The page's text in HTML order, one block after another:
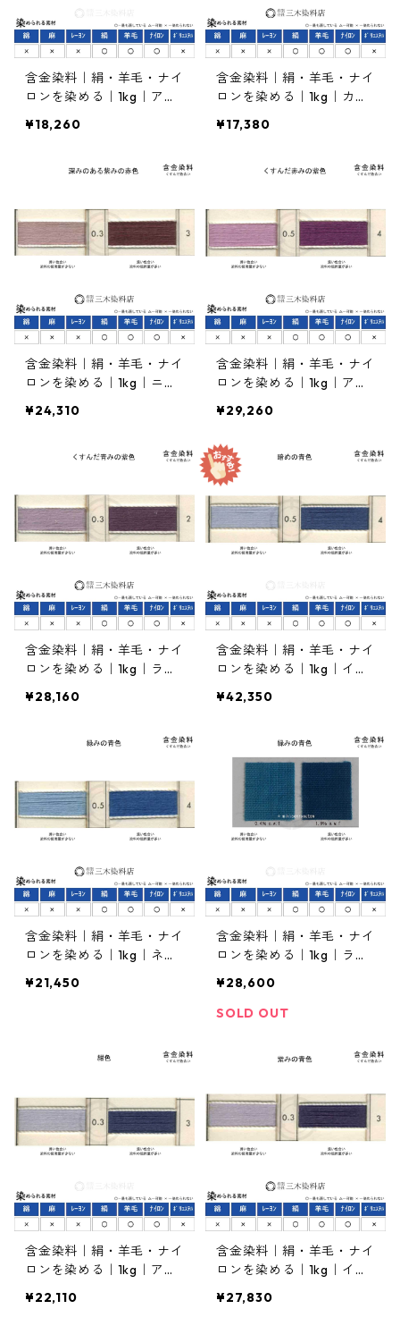
含金染料｜絹・羊毛・ナイ
ロンを染める｜1kg｜アシ
色）
¥18,260
含金染料｜絹・羊毛・ナイ
ロンを染める｜1kg｜カヤ
のある赤色）
¥17,380
含金染料｜絹・羊毛・ナイ
ロンを染める｜1kg｜ニュ
（深みのある紫みの赤色）
¥24,310
含金染料｜絹・羊毛・ナイ
ロンを染める｜1kg｜アシ
（くすんだ赤みの紫色）
¥29,260
含金染料｜絹・羊毛・ナイ
ロンを染める｜1kg｜ラニ
（くすんだ青みの紫色）
¥28,160
含金染料｜絹・羊毛・ナイ
ロンを染める｜1kg｜イル
（暗めの青色）
¥42,350
含金染料｜絹・羊毛・ナイ
ロンを染める｜1kg｜ネオ
（緑みの青色）
¥21,450
含金染料｜絹・羊毛・ナイ
ロンを染める｜1kg｜ラナ
青色）
¥28,600
SOLD OUT
含金染料｜絹・羊毛・ナイ
ロンを染める｜1kg｜アシ
色）
¥22,110
含金染料｜絹・羊毛・ナイ
ロンを染める｜1kg｜イソ
0％（紫みの紺色）
¥27,830